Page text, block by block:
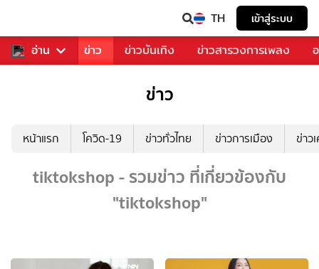
TH เข้าสู่ระบบ
อ่าน
คุณ กีฬา ข่าว ข่าวบันเทิง ข่าวสารวงการเพลง
ข่าว
หน้าแรก โควิด-19 ข่าวทั่วไทย ข่าวการเมือง ข่าว
tiktokshop - รวมข่าว ที่เกี่ยวข้องกับ
"tiktokshop"